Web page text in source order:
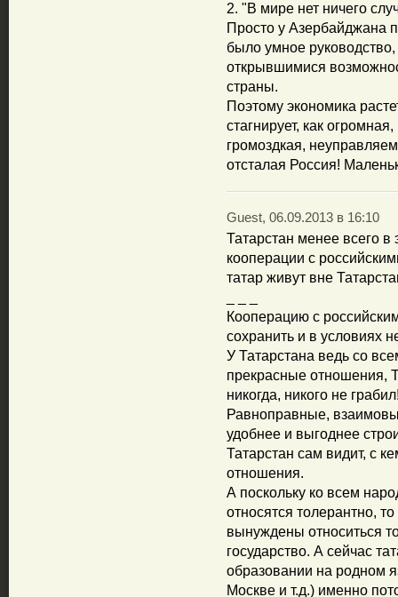
2. "В мире нет ничего
Просто у Азербайджана
было умное руководство,
открывшимися
страны.
Поэтому экономика
стагнирует, как
громоздкая,
отсталая Россия!
Guest, 06.09.2013 в 16:10
Татарстан менее всего в
кооперации с
татар живут вне
Кооперацию с
сохранить и в условиях
У Татарстана ведь со
прекрасные отношения,
никогда, никого не
Равноправные,
удобнее и выгоднее
Татарстан сам видит, с
отношения.
А поскольку ко всем
относятся толерантно,
вынуждены относиться
государство. А сейчас
образовании на родном
Москве и т.д.) именно